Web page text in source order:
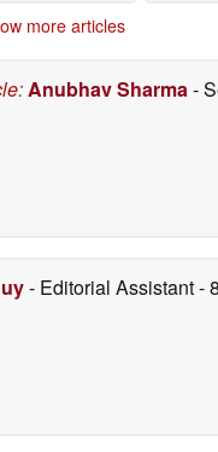
more articles
:Anubhav Sharma-
- Editorial Assistant-